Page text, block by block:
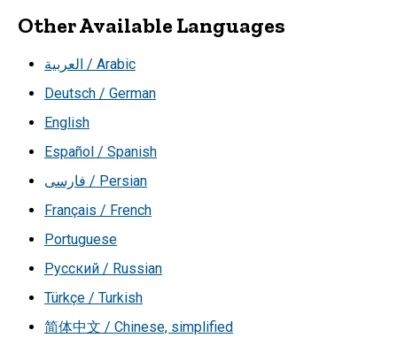
Other Available Languages
العربية / Arabic
Deutsch / German
English
Español / Spanish
فارسی / Persian
Français / French
Portuguese
Русский / Russian
Türkçe / Turkish
简体中文 / Chinese, simplified